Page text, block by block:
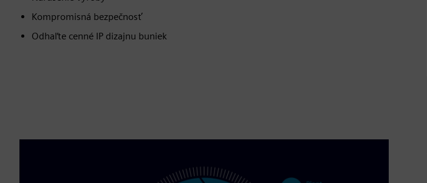
Kompromisná bezpečnosť
Odhaľte cenné IP dizajnu buniek